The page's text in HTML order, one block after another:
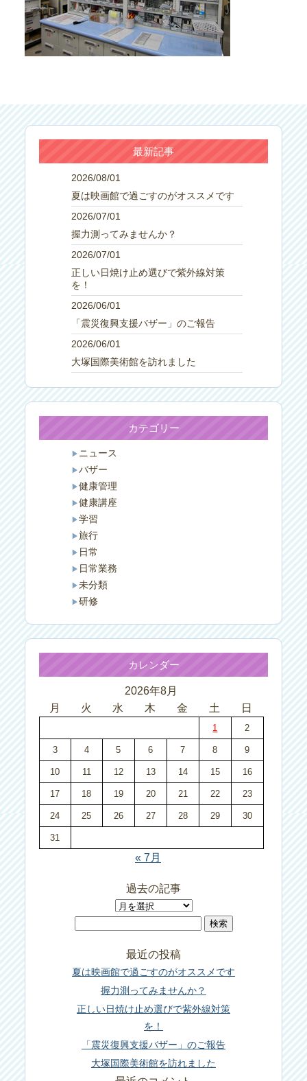
最新記事
2026/08/01
夏は映画館で過ごすのがオススメです
2026/07/01
握力測ってみませんか？
2026/07/01
正しい日焼け止め選びで紫外線対策
を！
2026/06/01
「震災復興支援バザー」のご報告
2026/06/01
大塚国際美術館を訪れました
カテゴリー
ニュース
バザー
健康管理
健康講座
学習
旅行
日常
日常業務
未分類
研修
カレンダー
2026年8月
月
火 水 木 金 土 日
1 2
3 4 5 6 7 8 9
10 11 12 13 14 15 16
17 18 19 20 21 22 23
24 25 26 27 28 29 30
31
« 7月
過去の記事
過
事
最近の投稿
夏は映画館で過ごすのがオススメです
握力測ってみませんか？
正しい日焼け止め選びで紫外線対策
を！
「震災復興支援バザー」のご報告
大塚国際美術館を訪れました